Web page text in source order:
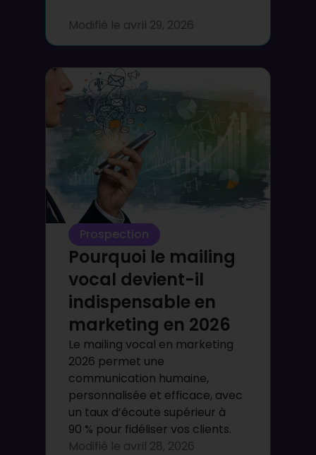
Modifié le avril 29, 2026
Prospection
Pourquoi le mailing
vocal devient-il
indispensable en
marketing en 2026
Le mailing vocal en marketing
2026 permet une
communication humaine,
personnalisée et efficace, avec
un taux d’écoute supérieur à
90 % pour fidéliser vos clients.
Modifié le avril 28, 2026